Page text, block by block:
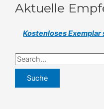
Aktuelle
Kostenloses Exemplar